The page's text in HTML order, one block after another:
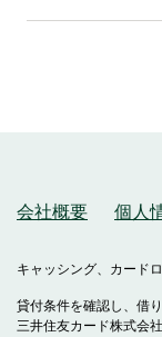
会社概要 個人
キャッシング、カード
貸付条件を確認し、借
三井住友カード株式会